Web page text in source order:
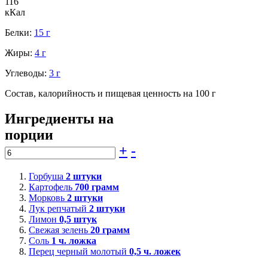
кКал
Белки: 15 г
Жиры: 4 г
Углеводы: 3 г
Состав, калорийность и пищевая ценность на 100 г
Ингредиенты на
порции
+ -
Горбуша 2 штуки
Картофель 700 грамм
Морковь 2 штуки
Лук репчатый 2 штуки
Лимон 0,5 штук
Свежая зелень 20 грамм
Соль 1 ч. ложка
Перец черный молотый 0,5 ч. ложек